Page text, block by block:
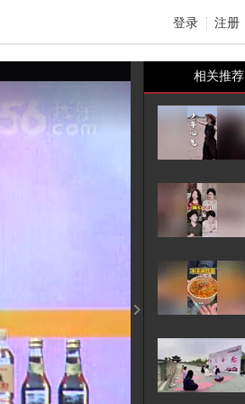
登录 注册
标准
100
相关推荐